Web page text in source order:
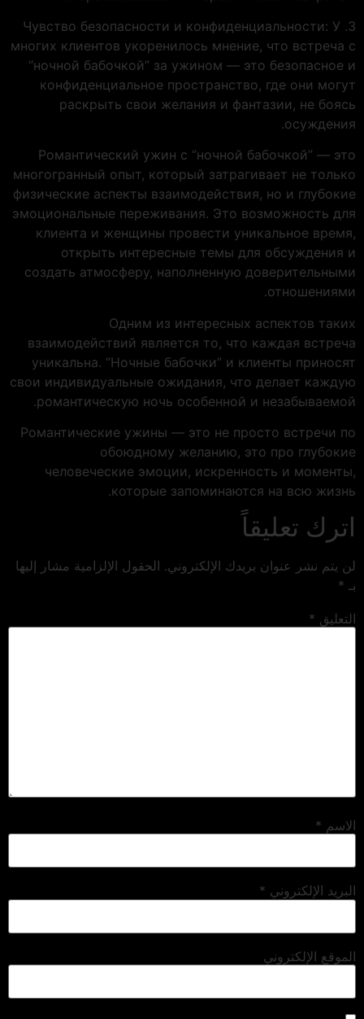
3. Чувство безопасности и конфиденциальности: У
многих клиентов укоренилось мнение, что встреча с
“ночной бабочкой” за ужином — это безопасное и
конфиденциальное пространство, где они могут
раскрыть свои желания и фантазии, не боясь
осуждения.
Романтический ужин с “ночной бабочкой” — это
многогранный опыт, который затрагивает не только
физические аспекты взаимодействия, но и глубокие
эмоциональные переживания. Это возможность для
клиента и женщины провести уникальное время,
открыть интересные темы для обсуждения и
создать атмосферу, наполненную доверительными
отношениями.
Одним из интересных аспектов таких
взаимодействий является то, что каждая встреча
уникальна. “Ночные бабочки” и клиенты приносят
свои индивидуальные ожидания, что делает каждую
романтическую ночь особенной и незабываемой.
Романтические ужины — это не просто встречи по
обоюдному желанию, это про глубокие
человеческие эмоции, искренность и моменты,
которые запоминаются на всю жизнь.
اترك تعليقاً
لن يتم نشر عنوان بريدك الإلكتروني. الحقول الإلزامية مشار إليها
بـ *
التعليق *
الاسم *
البريد الإلكتروني *
الموقع الإلكتروني